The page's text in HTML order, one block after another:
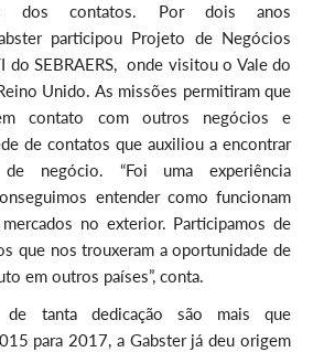
dos contatos. Por dois anos
participou Projeto de Negócios
do SEBRAERS, onde visitou o Vale do
Unido. As missões permitiram que
contato com outros negócios e
de contatos que auxiliou a encontrar
negócio. “Foi uma experiência
entender como funcionam
no exterior. Participamos de
que nos trouxeram a oportunidade de
em outros países”, conta.
tanta dedicação são mais que
para 2017, a Gabster já deu origem